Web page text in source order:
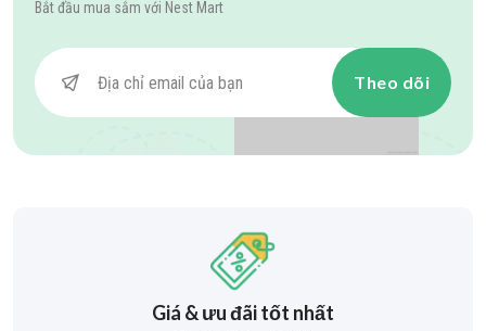
Bắt đầu mua sắm với Nest Mart
Theo dõi
Giá & ưu đãi tốt nhất